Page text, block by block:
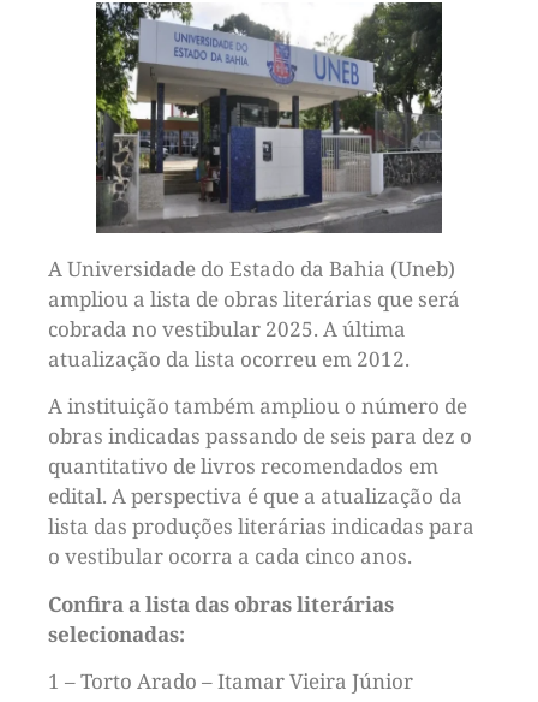
A Universidade do Estado da Bahia (Uneb)
ampliou a lista de obras literárias que será
cobrada no vestibular 2025. A última
atualização da lista ocorreu em 2012.
A instituição também ampliou o número de
obras indicadas passando de seis para dez o
quantitativo de livros recomendados em
edital. A perspectiva é que a atualização da
lista das produções literárias indicadas para
o vestibular ocorra a cada cinco anos.
Confira a lista das obras literárias
selecionadas:
1 – Torto Arado – Itamar Vieira Júnior